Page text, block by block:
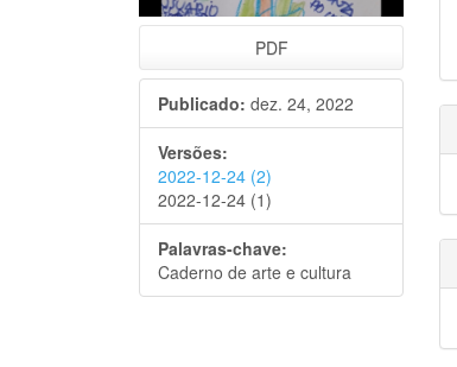
PDF
Publicado: dez. 24, 2022
Versões:
2022-12-24 (2)
2022-12-24 (1)
Palavras-chave:
Caderno de arte e cultura